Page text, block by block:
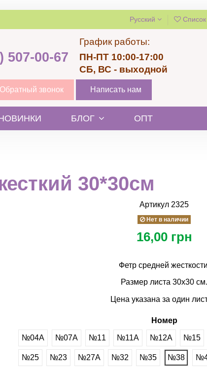
Русский
507-00-67
График работы:
ПН-ПТ 10:00-17:00
СБ, ВС - выходной
Обратный звонок Написать нам
БЛОГ ОПТ
30*30см
Артикул 2325
Нет в наличии
16,00 грн
Фетр средней
Размер листа 30х30 см.
Цена указана за один
Номер
№04A №07A №11 №11А №12A №15
№25 №23 №27A №32 №35 №38